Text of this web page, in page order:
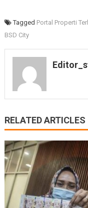
Tagged Portal Properti
BSD City
RELATED ARTICLES